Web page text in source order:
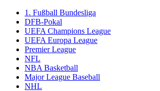
1. Fußball Bundesliga
DFB-Pokal
UEFA Champions League
UEFA Europa League
Premier League
NFL
NBA Basketball
Major League Baseball
NHL